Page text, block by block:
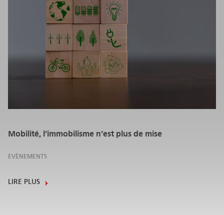
Mobilité, l’immobilisme n’est plus de mise
EVÈNEMENTS
LIRE PLUS